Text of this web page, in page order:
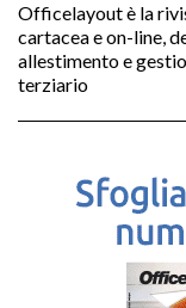
Officelayout è la
cartacea e on-line,
allestimento e
terziario